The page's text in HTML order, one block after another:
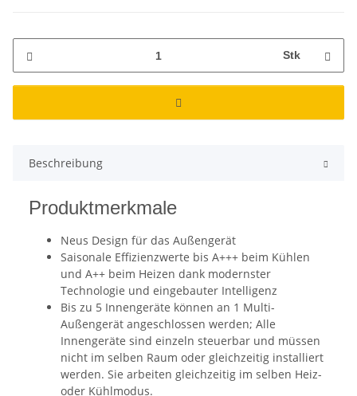
Stk
Beschreibung
Produktmerkmale
Neus Design für das Außengerät
Saisonale Effizienzwerte bis A+++ beim Kühlen
und A++ beim Heizen dank modernster
Technologie und eingebauter Intelligenz
Bis zu 5 Innengeräte können an 1 Multi-
Außengerät angeschlossen werden; Alle
Innengeräte sind einzeln steuerbar und müssen
nicht im selben Raum oder gleichzeitig installiert
werden. Sie arbeiten gleichzeitig im selben Heiz-
oder Kühlmodus.